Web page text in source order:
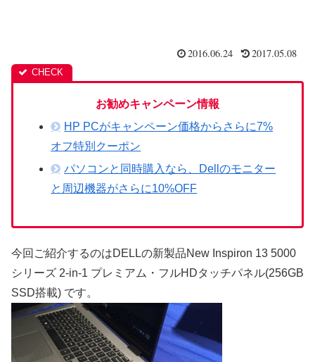
2016.06.24 2017.05.08
お勧めキャンペーン情報
HP PCがキャンペーン価格からさらに7%
オフ特別クーポン
パソコンと同時購入なら、Dellのモニター
と周辺機器がさらに10%OFF
今回ご紹介するのはDELLの新製品New Inspiron 13 5000
シリーズ 2-in-1 プレミアム・フルHDタッチパネル(256GB
SSD搭載) です。